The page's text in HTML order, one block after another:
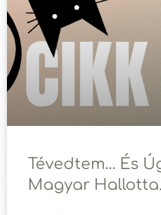
Tévedtem… És
Magyar Hallotta.